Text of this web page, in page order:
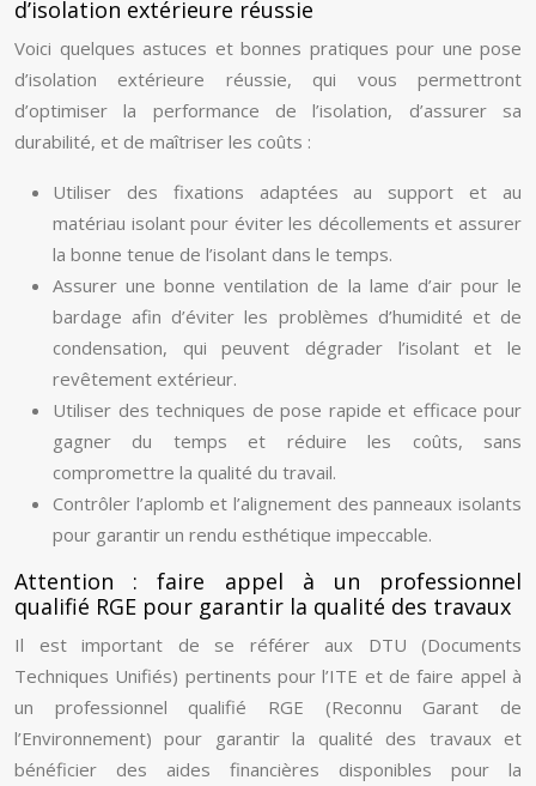
d’isolation extérieure réussie
Voici quelques astuces et bonnes pratiques pour une pose
d’isolation extérieure réussie, qui vous permettront
d’optimiser la performance de l’isolation, d’assurer sa
durabilité, et de maîtriser les coûts :
Utiliser des fixations adaptées au support et au
matériau isolant pour éviter les décollements et assurer
la bonne tenue de l’isolant dans le temps.
Assurer une bonne ventilation de la lame d’air pour le
bardage afin d’éviter les problèmes d’humidité et de
condensation, qui peuvent dégrader l’isolant et le
revêtement extérieur.
Utiliser des techniques de pose rapide et efficace pour
gagner du temps et réduire les coûts, sans
compromettre la qualité du travail.
Contrôler l’aplomb et l’alignement des panneaux isolants
pour garantir un rendu esthétique impeccable.
Attention : faire appel à un professionnel
qualifié RGE pour garantir la qualité des travaux
Il est important de se référer aux DTU (Documents
Techniques Unifiés) pertinents pour l’ITE et de faire appel à
un professionnel qualifié RGE (Reconnu Garant de
l’Environnement) pour garantir la qualité des travaux et
bénéficier des aides financières disponibles pour la